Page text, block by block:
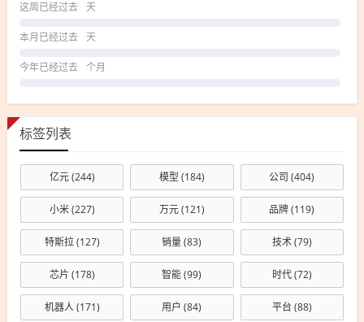
这周已经过去 天
本月已经过去 天
今年已经过去 个月
标签列表
亿元(244) 模型 (184) 公司 (404)
小米(227) 万元(121) 品牌(119)
特斯拉(127) 销量(83) 技术(79)
芯片 (178) 智能(99) 时代(72)
机器人(171) 用户 (84) 平台 (88)